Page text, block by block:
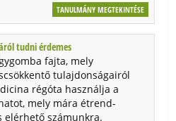
az amerikai
egyik legkiválóbb terméke,
Cordyceps
tartalmazza.
TANULMÁNY MEGTEKINTÉSE
szabadalommal védett,
hatását tudományos
D-Fraction® -
SX-Fraction® -
alkalmazzák a
termékeit betegeiknél
TANULMÁNY MEGTEKINTÉSE
tudni érdemes
fajta, mely
tulajdonságairól
régóta használja a
mely mára étrend-
elérhető számunkra.